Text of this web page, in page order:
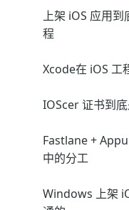
上架 iOS 应用
程
Xcode在 iOS 工
IOScer 证书到
Fastlane +
中的分工
Windows 上架